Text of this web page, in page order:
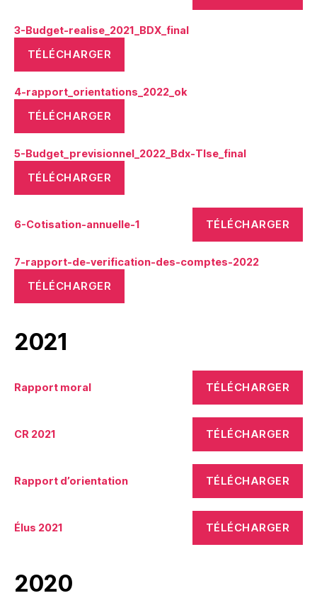
3-Budget-realise_2021_BDX_final
TÉLÉCHARGER
4-rapport_orientations_2022_ok
TÉLÉCHARGER
5-Budget_previsionnel_2022_Bdx-Tlse_final
TÉLÉCHARGER
6-Cotisation-annuelle-1 TÉLÉCHARGER
7-rapport-de-verification-des-comptes-2022
TÉLÉCHARGER
2021
Rapport moral TÉLÉCHARGER
CR 2021 TÉLÉCHARGER
Rapport d’orientation TÉLÉCHARGER
Élus 2021 TÉLÉCHARGER
2020